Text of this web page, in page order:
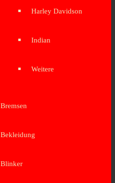
Harley Davidson
Indian
Weitere
Bremsen
Bekleidung
Blinker